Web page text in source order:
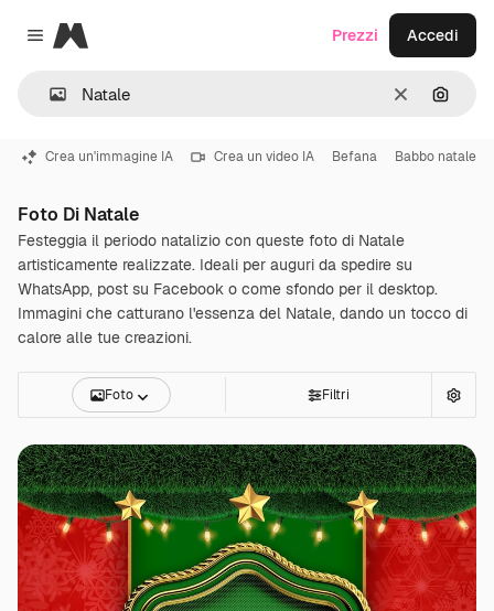
Close menu
Magnific
CancellaCerca
Prezzi Accedi
Crea un'immagine IA Crea un video IA Befana Babbo natale
Foto Di Natale
Festeggia il periodo natalizio con queste foto di Natale
artisticamente realizzate. Ideali per auguri da spedire su
WhatsApp, post su Facebook o come sfondo per il desktop.
Immagini che catturano l'essenza del Natale, dando un tocco di
calore alle tue creazioni.
Foto Filtri